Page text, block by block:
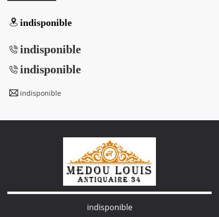
indisponible
indisponible
indisponible
indisponible
indisponible